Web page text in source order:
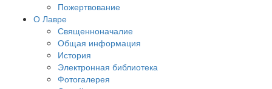
Пожертвование
О Лавре
Священноначалие
Общая информация
История
Электронная библиотека
Фотогалерея